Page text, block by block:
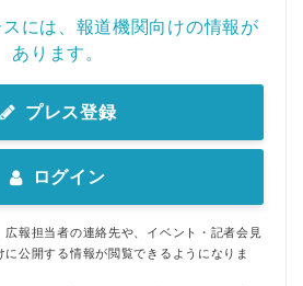
には、報道機関向けの情報が
あります。
プレス登録
ログイン
広報担当者の連絡先や、イベント・記者会見
公開する情報が閲覧できるようになりま